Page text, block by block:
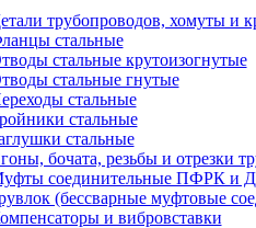
трубопроводов, хомуты и
стальные
стальные крутоизогнутые
стальные гнутые
стальные
стальные
стальные
бочата, резьбы и отрезки
соединительные ПФРК и
(бессварные муфтовые
и вибровставки